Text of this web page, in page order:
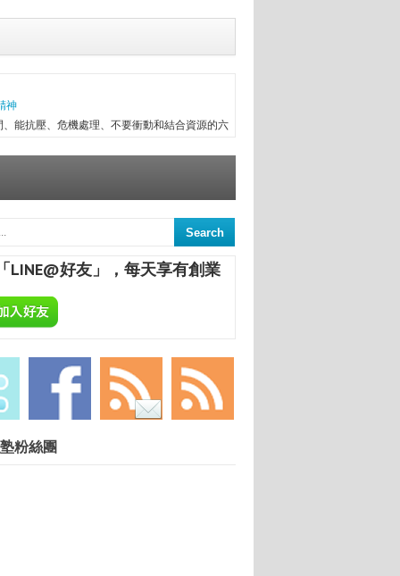
神
能抗壓、危機處理、不要衝動和結合資源的六
終日與舊書為伍，已被喻為台中舊書達人。
舊書，在文瑄舊書坊負責人張瑞添的眼裡，
從汽車材料買賣業，跨足舊書店；如今，旗下
：今天開始，享受專屬於你的自釀美酒！
定要把酒言歡，增進彼此感情，更不用說日本
炸機配燒酒等等。全球的飲酒文化盛行，你還
財產權勿任意轉載違者依法必究. 技術提供：
Blogger.
LINE@好友」，每天享有創業
粉絲團